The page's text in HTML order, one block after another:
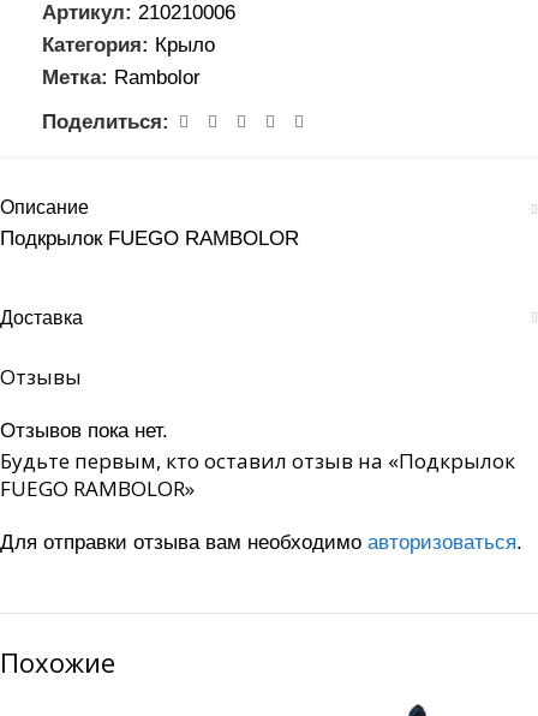
Артикул: 210210006
Категория: Крыло
Метка: Rambolor
Поделиться:
Описание
Подкрылок FUEGO RAMBOLOR
Доставка
Отзывы
Отзывов пока нет.
Будьте первым, кто оставил отзыв на «Подкрылок
FUEGO RAMBOLOR»
Для отправки отзыва вам необходимо авторизоваться.
Похожие